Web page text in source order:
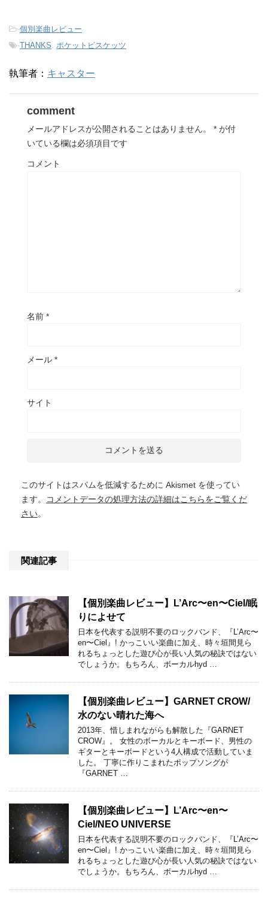
-個別楽曲レビュー
-THANKS ポケットビスケッツ
執筆者： キャスター
comment
メールアドレスが公開されることはありません。 * が付
いている欄は必須項目です
コメント
名前 *
メール *
サイト
このサイトはスパムを低減するために Akismet を使ってい
ます。
コメントデータの処理方法の詳細はこちらをご覧くだ
さい。
関連記事
【個別楽曲レビュー】L’Arc〜en〜Ciel/眠
りによせて
日本を代表する説明不要のロックバンド、『L’Arc〜
en〜Ciel』! かっこいい楽曲に加え、時々垣間見ら
れるちょっとした遊び心が長い人気の秘訣ではない
でしょうか。もちろん、ボーカルhyd …
【個別楽曲レビュー】GARNET CROW/
水のない晴れた海へ
2013年、惜しまれながらも解散した『GARNET
CROW』。 女性のボーカルとキーボード、男性の
ギターとキーボードという4人構成で活動していま
した。 丁寧に作りこまれたポップソングが
『GARNET …
【個別楽曲レビュー】L’Arc〜en〜
Ciel/NEO UNIVERSE
日本を代表する説明不要のロックバンド、『L’Arc〜
en〜Ciel』! かっこいい楽曲に加え、時々垣間見ら
れるちょっとした遊び心が長い人気の秘訣ではない
でしょうか。もちろん、ボーカルhyd …